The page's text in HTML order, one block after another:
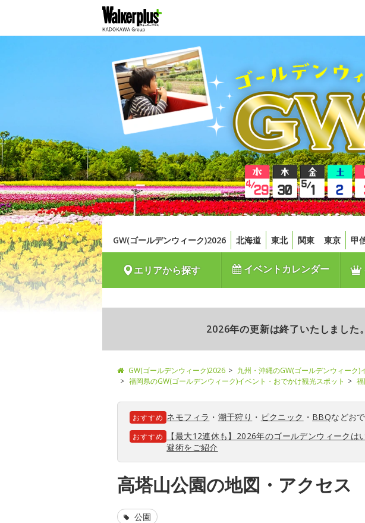
GW(ゴールデンウィーク)2026 北海道 東北 関東 東京 甲
エリアから探す イベントカレンダー
2026年の更新は終了いたしました
GW(ゴールデンウィーク)2026
九州・沖縄のGW(ゴールデンウィーク)
福岡県のGW(ゴールデンウィーク)イベント・おでかけ観光スポット
おすすめ ネモフィラ ・ 潮干狩り ・ ピクニック ・ BBQなどお
おすすめ
【最大12連休も】2026年のゴールデンウィークは
避術をご紹介
高塔山公園の地図・アクセス
公園